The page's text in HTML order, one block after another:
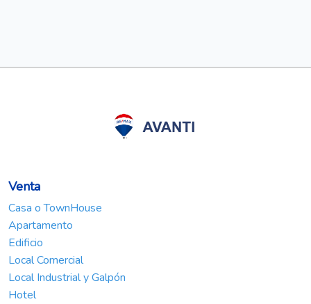
Venta
Casa o TownHouse
Apartamento
Edificio
Local Comercial
Local Industrial y Galpón
Hotel